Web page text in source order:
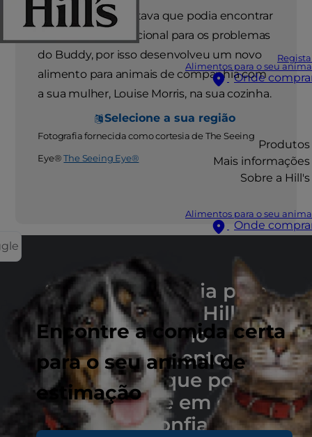
Alimentos para o seu
Onde
Selecione a sua região
Produtos
Mais informações
Sobre a Hill's
Alimentos para o seu
Onde
Encontre a comida certa
para o seu animal de
estimação
O Dr. Morris acreditava que podia encontrar
uma solução nutricional para os problemas
do Buddy, por isso desenvolveu um novo
alimento para animais de companhia com
a sua mulher, Louise Morris, na sua cozinha.
Fotografia fornecida como cortesia de The Seeing
Eye®The Seeing Eye®
Siga a cronologia para
saber como a Hill's
evoluiu no
desenvolvimento de
diferenças que pode
ver, sentir e em que
pode confiar.